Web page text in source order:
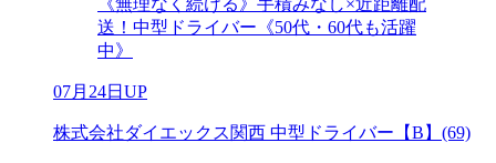
《無理なく続ける》手積みなし×近距離配
送！中型ドライバー《50代・60代も活躍
中》
07月24日UP
株式会社ダイエックス関西 中型ドライバー【B】(69)